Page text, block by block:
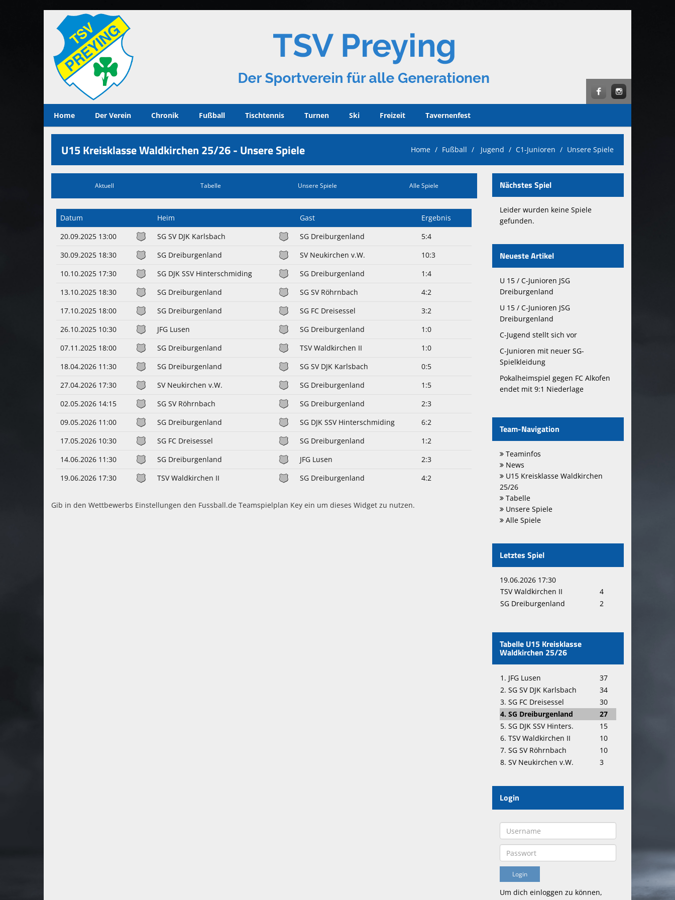
Home Der Verein Chronik Fußball Tischtennis Turnen Ski Freizeit Tavernenfest
U15 Kreisklasse Waldkirchen 25/26 - Unsere Spiele Home Fußball Jugend C1-Junioren Unsere Spiele
Aktuell Tabelle Unsere Spiele Alle Spiele
Datum Heim Gast
Ergebnis
20.09.2025 13:00
SG SV DJK Karlsbach SG Dreiburgenland
5:4
30.09.2025 18:30
SG Dreiburgenland SV Neukirchen v.W.
10:3
10.10.2025 17:30
SG DJK SSV Hinterschmiding SG Dreiburgenland
1:4
13.10.2025 18:30
SG Dreiburgenland SG SV Röhrnbach
4:2
17.10.2025 18:00
SG Dreiburgenland SG FC Dreisessel
3:2
26.10.2025 10:30
JFG Lusen SG Dreiburgenland
1:0
07.11.2025 18:00
SG Dreiburgenland TSV Waldkirchen II
1:0
18.04.2026 11:30
SG Dreiburgenland SG SV DJK Karlsbach
0:5
27.04.2026 17:30
SV Neukirchen v.W. SG Dreiburgenland
1:5
02.05.2026 14:15
SG SV Röhrnbach SG Dreiburgenland
2:3
09.05.2026 11:00
SG Dreiburgenland SG DJK SSV Hinterschmiding
6:2
17.05.2026 10:30
SG FC Dreisessel SG Dreiburgenland
1:2
14.06.2026 11:30
SG Dreiburgenland JFG Lusen
2:3
19.06.2026 17:30
TSV Waldkirchen II SG Dreiburgenland 4:2
Gib in den Wettbewerbs Einstellungen den Fussball.de Teamspielplan Key ein um dieses Widget zu nutzen.
Nächstes Spiel
Leider wurden keine Spiele
gefunden.
Neueste Artikel
U 15 / C-Junioren JSG
Dreiburgenland
U 15 / C-Junioren JSG
Dreiburgenland
C-Jugend stellt sich vor
C-Junioren mit neuer SG-
Spielkleidung
Pokalheimspiel gegen FC Alkofen
endet mit 9:1 Niederlage
Team-Navigation
Teaminfos
News
U15 Kreisklasse Waldkirchen
25/26
Tabelle
Unsere Spiele
Alle Spiele
Letztes Spiel
19.06.2026 17:30
TSV Waldkirchen II
4
SG Dreiburgenland
2
Tabelle U15 Kreisklasse
Waldkirchen 25/26
1. JFG Lusen
37
2. SG SV DJK Karlsbach
34
3. SG FC Dreisessel
30
4. SG Dreiburgenland
27
5. SG DJK SSV Hinters.
15
6. TSV Waldkirchen II
10
7. SG SV Röhrnbach
10
8. SV Neukirchen v.W.
3
Login
Um dich einloggen zu können,